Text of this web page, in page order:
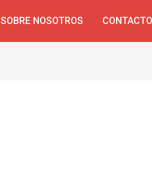
SOBRE NOSOTROS CONTACTO